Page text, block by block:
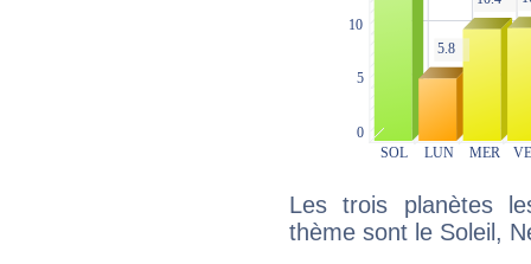
Les trois planètes
thème sont le Soleil,